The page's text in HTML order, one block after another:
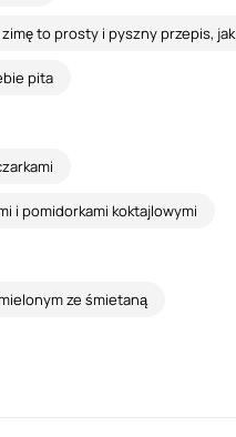
to prosty i pyszny przepis,
pita
i pomidorkami koktajlowymi
ze śmietaną